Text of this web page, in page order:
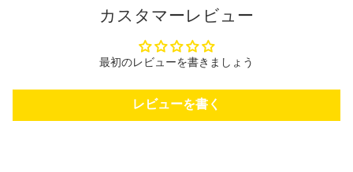
カスタマーレビュー
最初のレビューを書きましょう
レビューを書く